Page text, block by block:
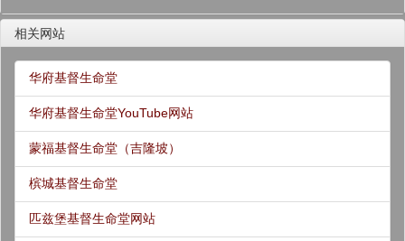
相关网站
华府基督生命堂
华府基督生命堂YouTube网站
蒙福基督生命堂（吉隆坡）
槟城基督生命堂
匹兹堡基督生命堂网站